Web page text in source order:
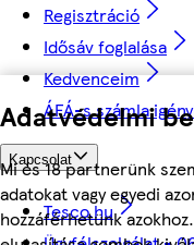
Adatvédelmi
Mi és 18 partnerünk
adatokat vagy egyedi
hozzáférhetünk
Regisztráció
Idősáv foglalása
Kedvenceim
ÁFÁ-s számla
Kapcsolat
Tesco.hu